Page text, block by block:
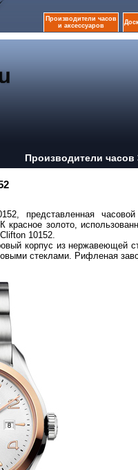
Производители часов
и аксессуаров
Производители часов
представленная
золото,
10152.
корпус из нержавеющей
стеклами. Рифленая